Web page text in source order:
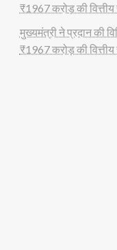
₹1967 करोड़ की वित्तीय
मुख्यमंत्री ने प्रदान की
₹1967 करोड़ की वित्तीय